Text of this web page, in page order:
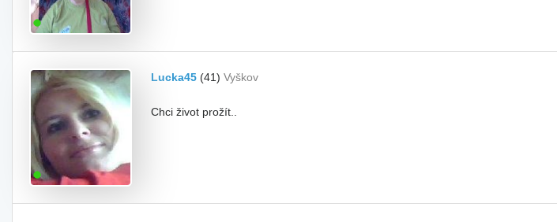
Lucka45 (41) Vyškov
Chci život prožít..